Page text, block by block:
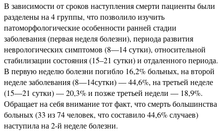
В зависимости от сроков наступления смерти пациенты были
разделены на 4 группы, что позволило изучить
патоморфологические особенности ранней стадии
заболевания (первая неделя болезни), периода развития
неврологических симптомов (8—14 сутки), относительной
стабилизации состояния (15–21 сутки) и отдаленного периода.
В первую неделю болезни погибло 16,2% больных, на второй
неделе заболевания (8—14сутки) — 44,6%, на третьей неделе
(15—21 сутки) — 20,3% и позже третьей недели — 18,9%.
Обращает на себя внимание тот факт, что смерть большинства
больных (33 из 74 человек, что составило 44,6% случаев)
наступила на 2-й неделе болезни.